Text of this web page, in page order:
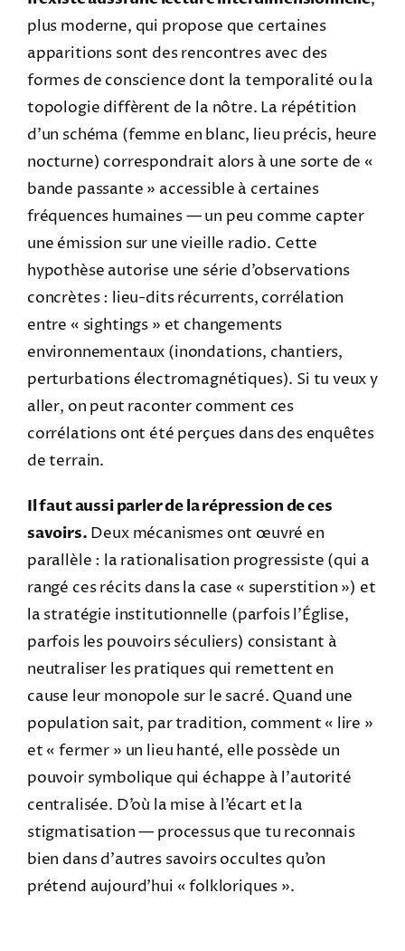
plus moderne, qui propose que certaines
apparitions sont des rencontres avec des
formes de conscience dont la temporalité ou la
topologie diffèrent de la nôtre. La répétition
d’un schéma (femme en blanc, lieu précis, heure
nocturne) correspondrait alors à une sorte de «
bande passante » accessible à certaines
fréquences humaines — un peu comme capter
une émission sur une vieille radio. Cette
hypothèse autorise une série d’observations
concrètes : lieu-dits récurrents, corrélation
entre « sightings » et changements
environnementaux (inondations, chantiers,
perturbations électromagnétiques). Si tu veux y
aller, on peut raconter comment ces
corrélations ont été perçues dans des enquêtes
de terrain.
Il faut aussi parler de la répression de ces
savoirs. Deux mécanismes ont œuvré en
parallèle : la rationalisation progressiste (qui a
rangé ces récits dans la case « superstition ») et
la stratégie institutionnelle (parfois l’Église,
parfois les pouvoirs séculiers) consistant à
neutraliser les pratiques qui remettent en
cause leur monopole sur le sacré. Quand une
population sait, par tradition, comment « lire »
et « fermer » un lieu hanté, elle possède un
pouvoir symbolique qui échappe à l’autorité
centralisée. D’où la mise à l’écart et la
stigmatisation — processus que tu reconnais
bien dans d’autres savoirs occultes qu’on
prétend aujourd’hui « folkloriques ».